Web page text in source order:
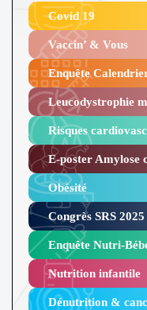
Covid 19
Vaccin’ & Vous
Enquête
Leucodystrophie
Risques
E-poster Amylose
Obésité ​
Congrès SRS 2025 ​
Enquête Nutri-
Nutrition infantile
Dénutrition &